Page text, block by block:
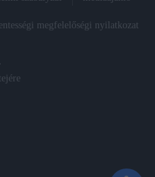
megfelelőségi nyilatkozat